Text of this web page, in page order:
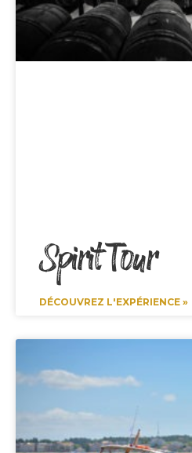
Spirit Tour
DÉCOUVREZ L'EXPÉRIENCE »